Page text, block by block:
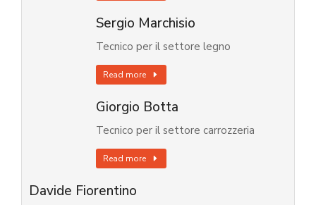
Sergio Marchisio
Tecnico per il settore legno
Read more
Giorgio Botta
Tecnico per il settore carrozzeria
Read more
Davide Fiorentino